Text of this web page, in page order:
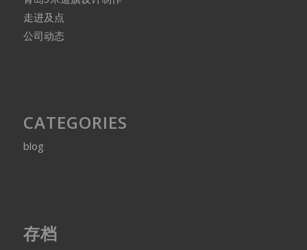
走进及点
公司动态
CATEGORIES
blog
存档